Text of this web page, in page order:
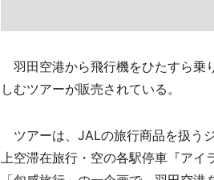
羽田空港から飛行機をひたすら乗
しむツアーが販売されている。
ツアーは、JALの旅行商品を扱う
上空滞在旅行・空の各駅停車『アイ